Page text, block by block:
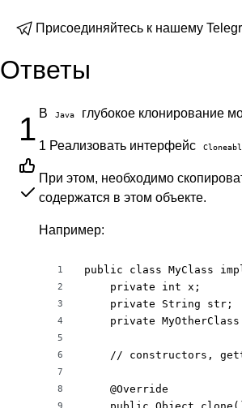
Присоединяйтесь к нашему
Ответы
1 В Java глубокое клонирование
1 Реализовать интерфейс
При этом, необходимо
содержатся в этом объекте.
Например:
1
2
3
4
5
6
7
8
public class MyClass
    private int x;
    private String str;
private MyOtherClass
// constructors,
    @Override